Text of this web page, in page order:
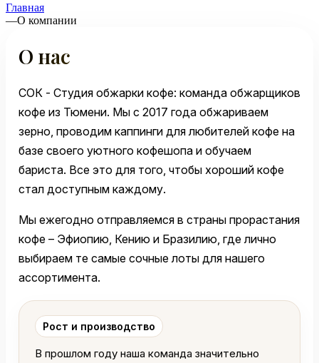
Главная
—О компании
О нас
СОК - Студия обжарки кофе: команда обжарщиков
кофе из Тюмени. Мы с 2017 года обжариваем
зерно, проводим каппинги для любителей кофе на
базе своего уютного кофешопа и обучаем
бариста. Все это для того, чтобы хороший кофе
стал доступным каждому.
Мы ежегодно отправляемся в страны прорастания
кофе – Эфиопию, Кению и Бразилию, где лично
выбираем те самые сочные лоты для нашего
ассортимента.
Рост и производство
В прошлом году наша команда значительно